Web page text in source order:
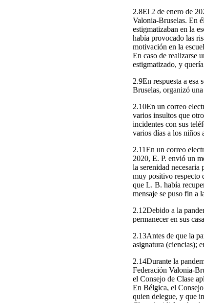
2.8El 2 de enero de
Valonia-Bruselas. En
estigmatizaban en la
había provocado las
motivación en la
En caso de realizarse
estigmatizado, y
2.9En respuesta a
Bruselas, organizó
2.10En un correo
varios insultos que
incidentes con sus
varios días a los niños
2.11En un correo
2020, E. P. envió un
la serenidad necesaria
muy positivo respecto
que L. B. había
mensaje se puso fin a
2.12Debido a la
permanecer en sus
2.13Antes de que la
asignatura (ciencias);
2.14Durante la
Federación Valonia-
el Consejo de Clase
En Bélgica, el
quien delegue, y que